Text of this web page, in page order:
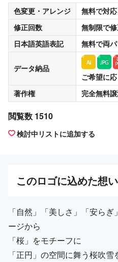
色変更・アレンジ
無料で対応
修正回数
無制限で
日本語英語表記
無料で両
データ納品
ご希望に
著作権
完全無料
閲覧数 1510
検討中リストに追加する
このロゴに込めた想い
「自然」「美しさ」「安ら
ージから
「桜」をモチーフに
「正円」の空間に舞う桜吹雪